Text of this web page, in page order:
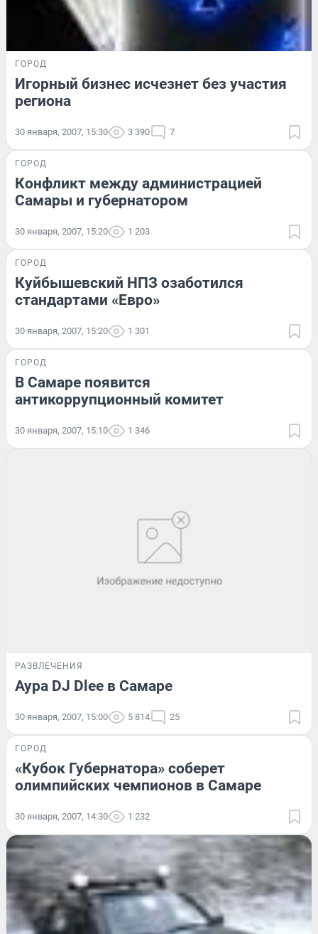
ГОРОД
Игорный бизнес исчезнет без участия
региона
30 января, 2007, 15:30 3 390 7
ГОРОД
Конфликт между администрацией
Самары и губернатором
30 января, 2007, 15:20 1 203
ГОРОД
Куйбышевский НПЗ озаботился
стандартами «Евро»
30 января, 2007, 15:20 1 301
ГОРОД
В Самаре появится
антикоррупционный комитет
30 января, 2007, 15:10 1 346
РАЗВЛЕЧЕНИЯ
Аура DJ Dlee в Самаре
30 января, 2007, 15:00 5 814 25
ГОРОД
«Кубок Губернатора» соберет
олимпийских чемпионов в Самаре
30 января, 2007, 14:30 1 232